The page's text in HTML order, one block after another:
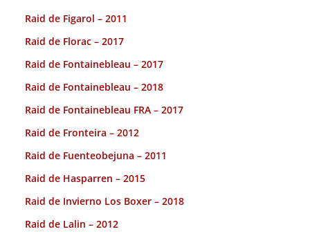
Raid de Figarol – 2011
Raid de Florac – 2017
Raid de Fontainebleau – 2017
Raid de Fontainebleau – 2018
Raid de Fontainebleau FRA – 2017
Raid de Fronteira – 2012
Raid de Fuenteobejuna – 2011
Raid de Hasparren – 2015
Raid de Invierno Los Boxer – 2018
Raid de Lalin – 2012